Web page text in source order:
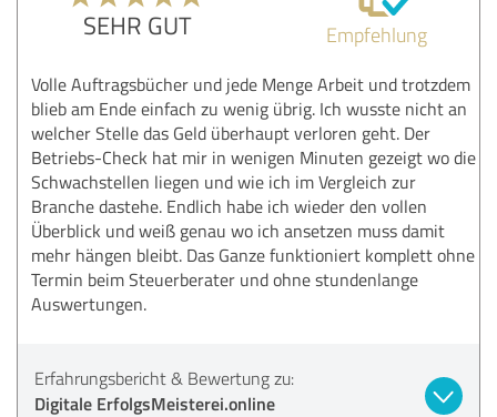
SEHR GUT Empfehlung
Volle Auftragsbücher und jede Menge Arbeit und trotzdem
blieb am Ende einfach zu wenig übrig. Ich wusste nicht an
welcher Stelle das Geld überhaupt verloren geht. Der
Betriebs-Check hat mir in wenigen Minuten gezeigt wo die
Schwachstellen liegen und wie ich im Vergleich zur
Branche dastehe. Endlich habe ich wieder den vollen
Überblick und weiß genau wo ich ansetzen muss damit
mehr hängen bleibt. Das Ganze funktioniert komplett ohne
Termin beim Steuerberater und ohne stundenlange
Auswertungen.
Erfahrungsbericht & Bewertung zu:
Digitale ErfolgsMeisterei.online